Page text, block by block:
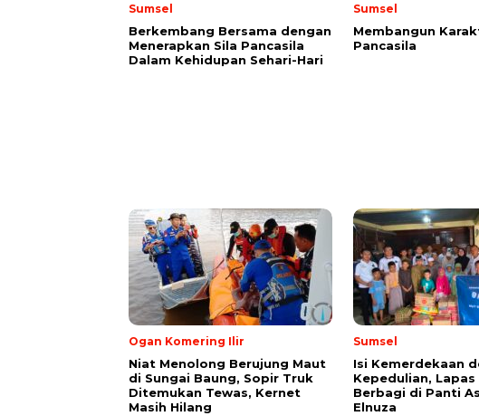
Sumsel
Berkembang Bersama dengan
Menerapkan Sila Pancasila
Dalam Kehidupan Sehari-Hari
Sumsel
Membangun
Pancasila
Ogan Komering Ilir
Niat Menolong Berujung Maut
di Sungai Baung, Sopir Truk
Ditemukan Tewas, Kernet
Masih Hilang
Sumsel
Isi Kemerdekaan
Kepedulian, Lapas
Berbagi di Panti
Elnuza